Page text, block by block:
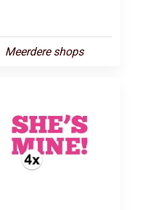
Meerdere shops